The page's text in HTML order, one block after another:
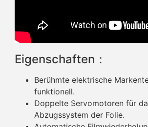
Eigenschaften：
Berühmte elektrische
funktionell.
Doppelte Servomotoren für
Abzugssystem der Folie.